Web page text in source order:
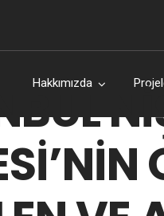
Hakkımızda